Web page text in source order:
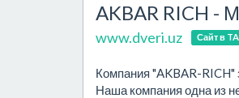
AKBAR RICH -
www.dveri.uz Сайт в
Компания "AKBAR-RICH"
Наша компания одна из